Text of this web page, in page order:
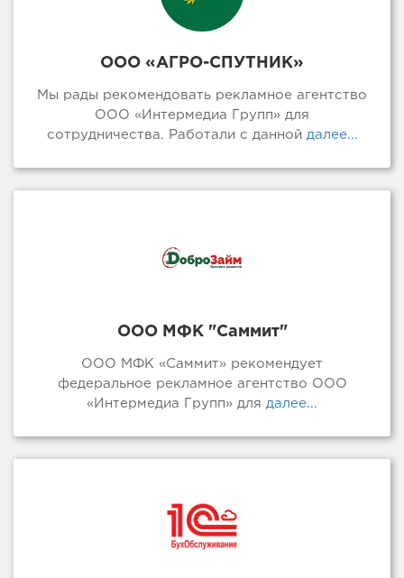
ООО «АГРО-СПУТНИК»
Мы рады рекомендовать рекламное агентство
ООО «Интермедиа Групп» для
сотрудничества. Работали с даннойдалее...
ООО МФК "Саммит"
ООО МФК «Саммит» рекомендует
федеральное рекламное агентство ООО
«Интермедиа Групп» для далее...